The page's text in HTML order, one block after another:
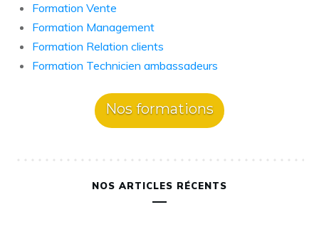
Formation Vente
Formation Management
Formation Relation clients
Formation Technicien ambassadeurs
Nos formations
NOS ARTICLES RÉCENTS